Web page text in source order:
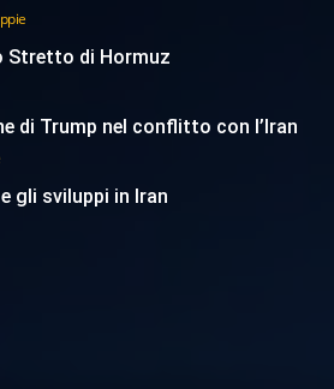
Stretto di Hormuz
di Trump nel conflitto con l’Iran
gli sviluppi in Iran